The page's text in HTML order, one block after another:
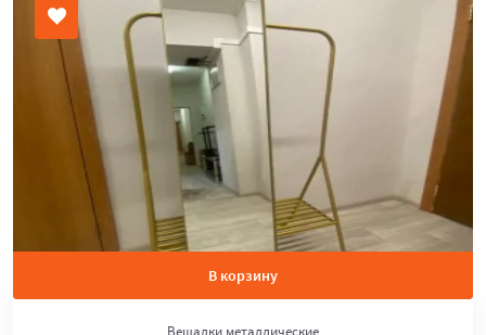
В корзину
Вешалки металлические